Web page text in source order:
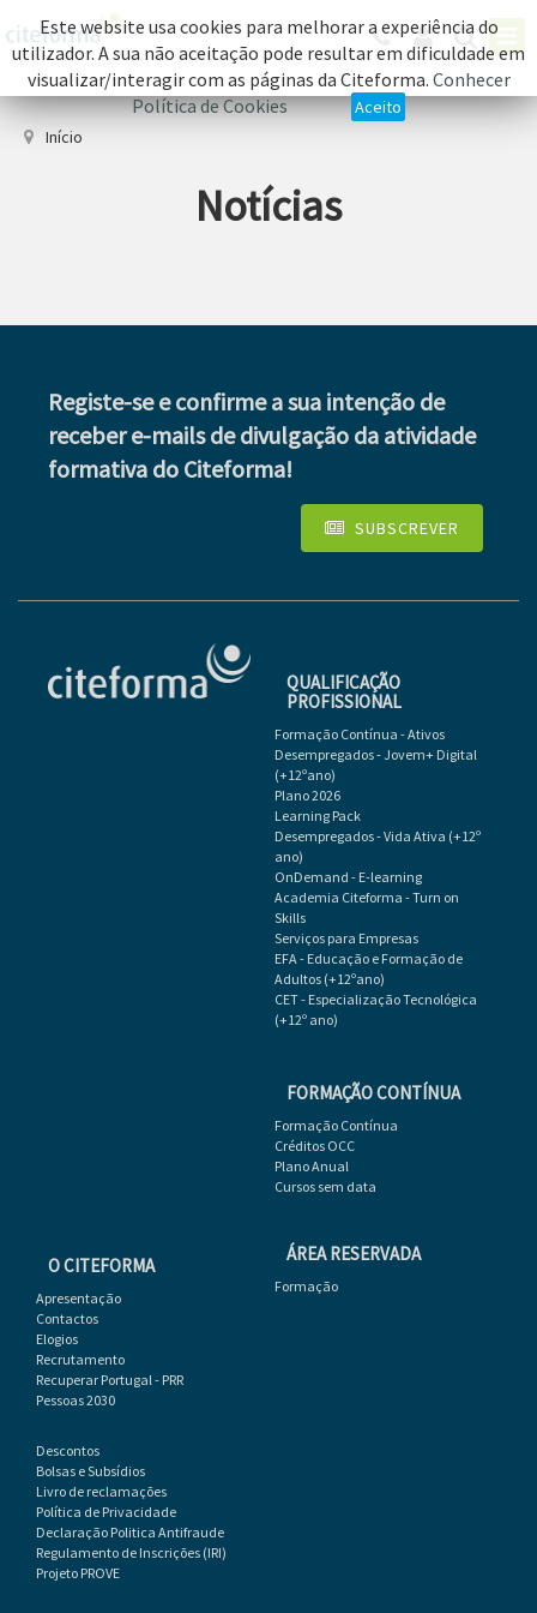
Início
Notícias
Registe-se e confirme a sua intenção de
receber e-mails de divulgação da atividade
formativa do Citeforma!
SUBSCREVER
QUALIFICAÇÃO
PROFISSIONAL
Formação Contínua - Ativos
Desempregados - Jovem+ Digital
(+12ºano)
Plano 2026
Learning Pack
Desempregados - Vida Ativa (+12º
ano)
OnDemand - E-learning
Academia Citeforma - Turn on
Skills
Serviços para Empresas
EFA - Educação e Formação de
Adultos (+12ºano)
CET - Especialização Tecnológica
(+12º ano)
FORMAÇÃO CONTÍNUA
Formação Contínua
Créditos OCC
Plano Anual
Cursos sem data
O CITEFORMA
Apresentação
Contactos
Elogios
Recrutamento
Recuperar Portugal - PRR
Pessoas 2030
Descontos
Bolsas e Subsídios
Livro de reclamações
Política de Privacidade
Declaração Politica Antifraude
Regulamento de Inscrições (IRI)
Projeto PROVE
ÁREA RESERVADA
Formação
Este website usa cookies para melhorar a experiência do
utilizador. A sua não aceitação pode resultar em dificuldade em
visualizar/interagir com as páginas da Citeforma. Conhecer
Política de Cookies
Aceito